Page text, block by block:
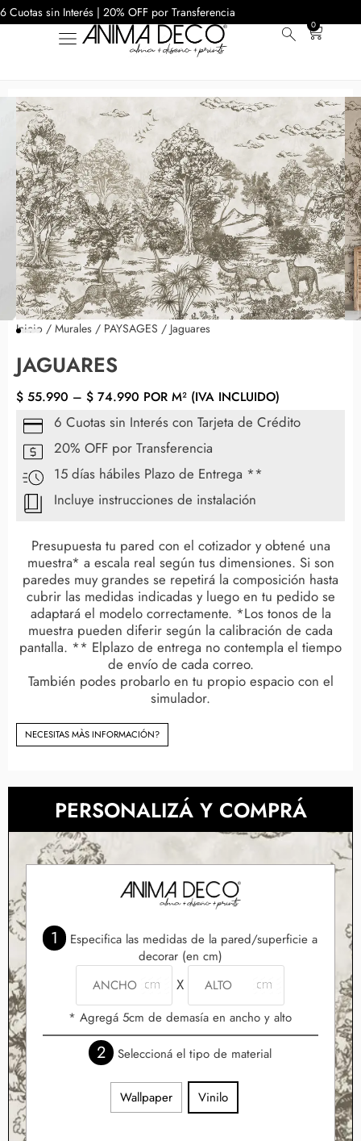
6 Cuotas sin Interés | 20% OFF por Transferencia
0
Inicio / Murales / PAYSAGES / Jaguares
JAGUARES
$ 55.990 – $ 74.990 POR M² (IVA INCLUIDO)
6 Cuotas sin Interés con Tarjeta de Crédito
20% OFF por Transferencia
15 días hábiles Plazo de Entrega **
Incluye instrucciones de instalación
Presupuesta tu pared con el cotizador y obtené una
muestra* a escala real según tus dimensiones. Si son
paredes muy grandes se repetirá la composición hasta
cubrir las medidas indicadas y luego en tu pedido se
adaptará el modelo correctamente. *Los tonos de la
muestra pueden diferir según la calibración de cada
pantalla. ** Elplazo de entrega no contempla el tiempo
de envío de cada correo.
También podes probarlo en tu propio espacio con el
simulador.
NECESITAS MÀS INFORMACIÓN?
PERSONALIZÁ Y COMPRÁ
1
Especifica las medidas de la pared/superficie a
decorar (en cm)
X
* Agregá 5cm de demasía en ancho y alto
2 Seleccioná el tipo de material
Wallpaper Vinilo